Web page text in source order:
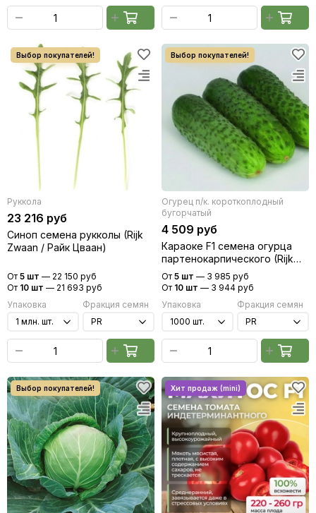
Руккола
23 216 руб
Синоп семена рукколы (Rijk
Zwaan / Райк Цваан)
От 5 шт — 22 150 руб
От 10 шт — 21 693 руб
Упаковка
Фракция семян
Огурец п/к. короткоплодный
бугорчатый
4 509 руб
Караоке F1 семена огурца
партенокарпического (Rijk
Zwaan / Райк Цваан)
От 5 шт — 3 985 руб
От 10 шт — 3 944 руб
Упаковка
Фракция семян